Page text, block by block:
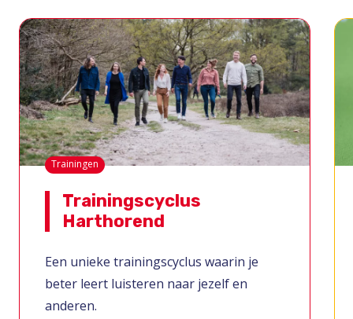
Trainingen
Trainingscyclus
Harthorend
Een unieke trainingscyclus waarin je
beter leert luisteren naar jezelf en
anderen.